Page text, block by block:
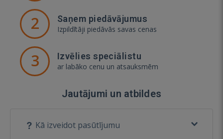
2 Saņem piedāvājumus
Izpildītāji piedāvās savas cenas
3 Izvēlies speciālistu
ar labāko cenu un atsauksmēm
Jautājumi un atbildes
Kā izveidot pasūtījumu